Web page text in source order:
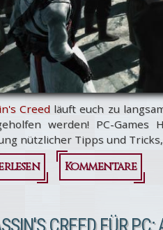
Creedläuft euch zu
werden! PC-
nützlicher Tipps und
über
Creed
Kommentare